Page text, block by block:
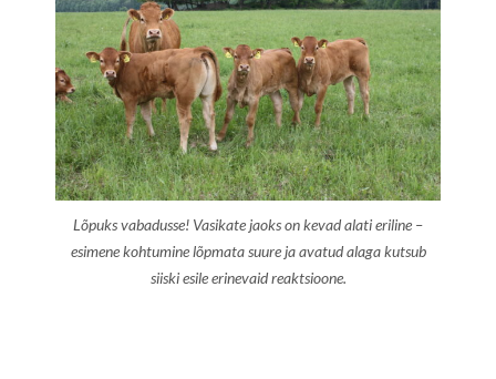
Lõpuks vabadusse! Vasikate jaoks on kevad alati eriline –
esimene kohtumine lõpmata suure ja avatud alaga kutsub
siiski esile erinevaid reaktsioone.